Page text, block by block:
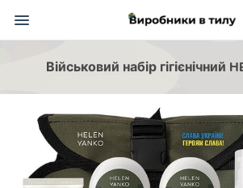
Військовий набір гігієнічний